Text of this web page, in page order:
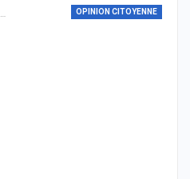
OPINION CITOYENNE